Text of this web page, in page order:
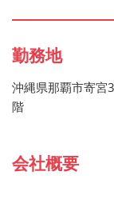
勤務地
沖縄県那覇市寄宮
階
会社概要